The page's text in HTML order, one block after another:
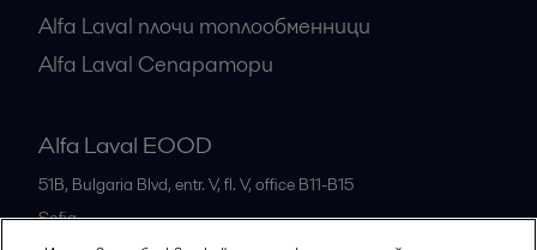
Alfa Laval плочи топлообменници
Alfa Laval Сепаратори
Alfa Laval EOOD
51B, Bulgaria Blvd, entr. V, fl. V, office B11-B15
Sofia